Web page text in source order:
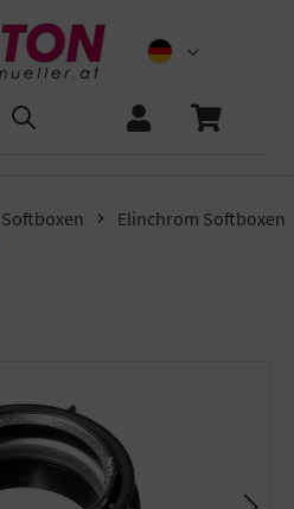
Softboxen
Elinchrom Softboxen